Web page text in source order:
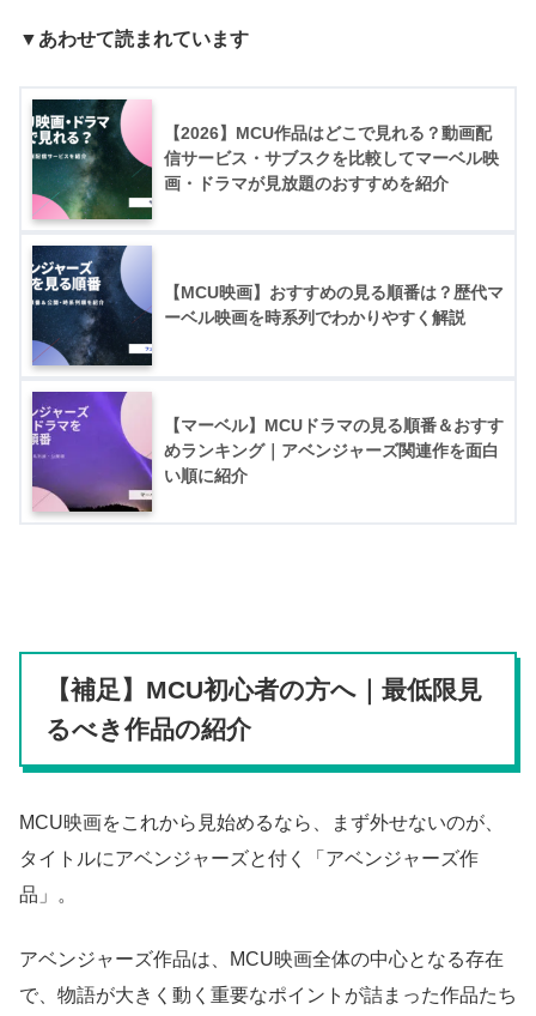
▼あわせて読まれています
【2026】MCU作品はどこで見れる？動画配
信サービス・サブスクを比較してマーベル映
画・ドラマが見放題のおすすめを紹介
【MCU映画】おすすめの見る順番は？歴代マ
ーベル映画を時系列でわかりやすく解説
【マーベル】MCUドラマの見る順番＆おすす
めランキング｜アベンジャーズ関連作を面白
い順に紹介
【補足】MCU初心者の方へ｜最低限見
るべき作品の紹介
MCU映画をこれから見始めるなら、まず外せないのが、
タイトルにアベンジャーズと付く「アベンジャーズ作
品」。
アベンジャーズ作品は、MCU映画全体の中心となる存在
で、物語が大きく動く重要なポイントが詰まった作品たち